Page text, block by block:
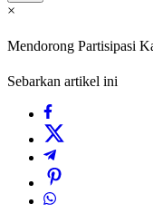
×
Mendorong Partisipasi
Sebarkan artikel ini